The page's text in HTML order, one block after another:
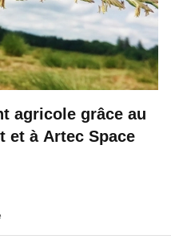
agricole grâce au
et à Artec Space